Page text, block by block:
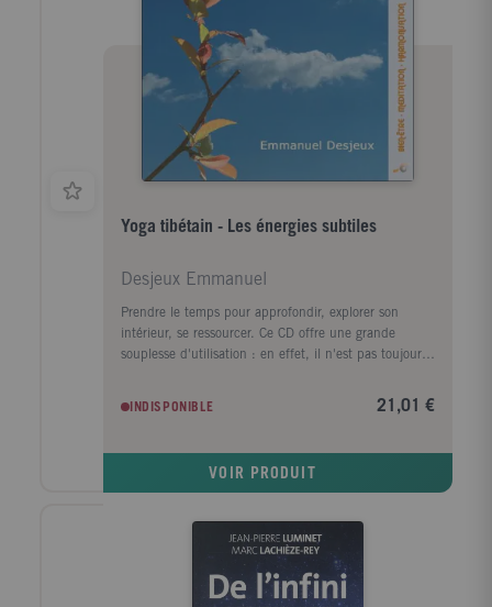
Yoga tibétain - Les énergies subtiles
Desjeux Emmanuel
Prendre le temps pour approfondir, explorer son
intérieur, se ressourcer. Ce CD offre une grande
souplesse d'utilisation : en effet, il n'est pas toujours
laisse aussi la possibilité de découvrir un yoga
différent, de pouvoir le pratiquer seul ou à plusieurs,
visualisations associé à différentes respirations, puis
énergétiques. La série d'exercices intègre une
relaxation complète, un exercice d'ancrage des nadis
à partir du chakra du c'ur, un exercice de nettoyage
des énergies physique et éthérique, une décongestion
INDISPONIBLE 21,01 €
VOIR PRODUIT